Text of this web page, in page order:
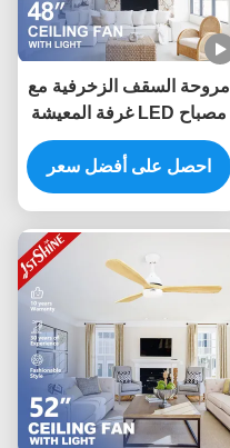
مروحة السقف الزخرفية مع
مصباح LED غرفة المعيشة
الهادئة DC المحرك
احصل على أفضل سعر